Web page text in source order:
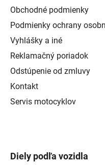
Obchodné podmienky
Podmienky ochrany
Vyhlášky a iné
Reklamačný poriadok
Odstúpenie od zmluvy
Kontakt
Servis motocyklov
Diely podľa vozidla